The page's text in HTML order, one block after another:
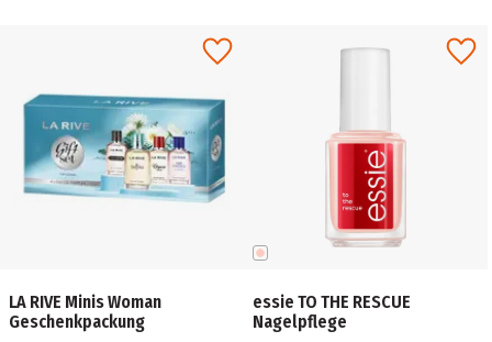
LA RIVE Minis Woman
Geschenkpackung
essie TO THE RESCUE
Nagelpflege